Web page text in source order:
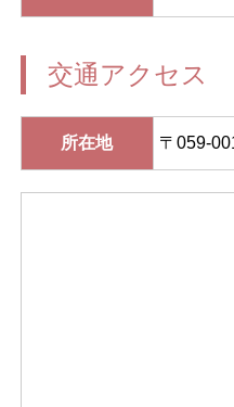
交通アクセス
所在地 〒059-